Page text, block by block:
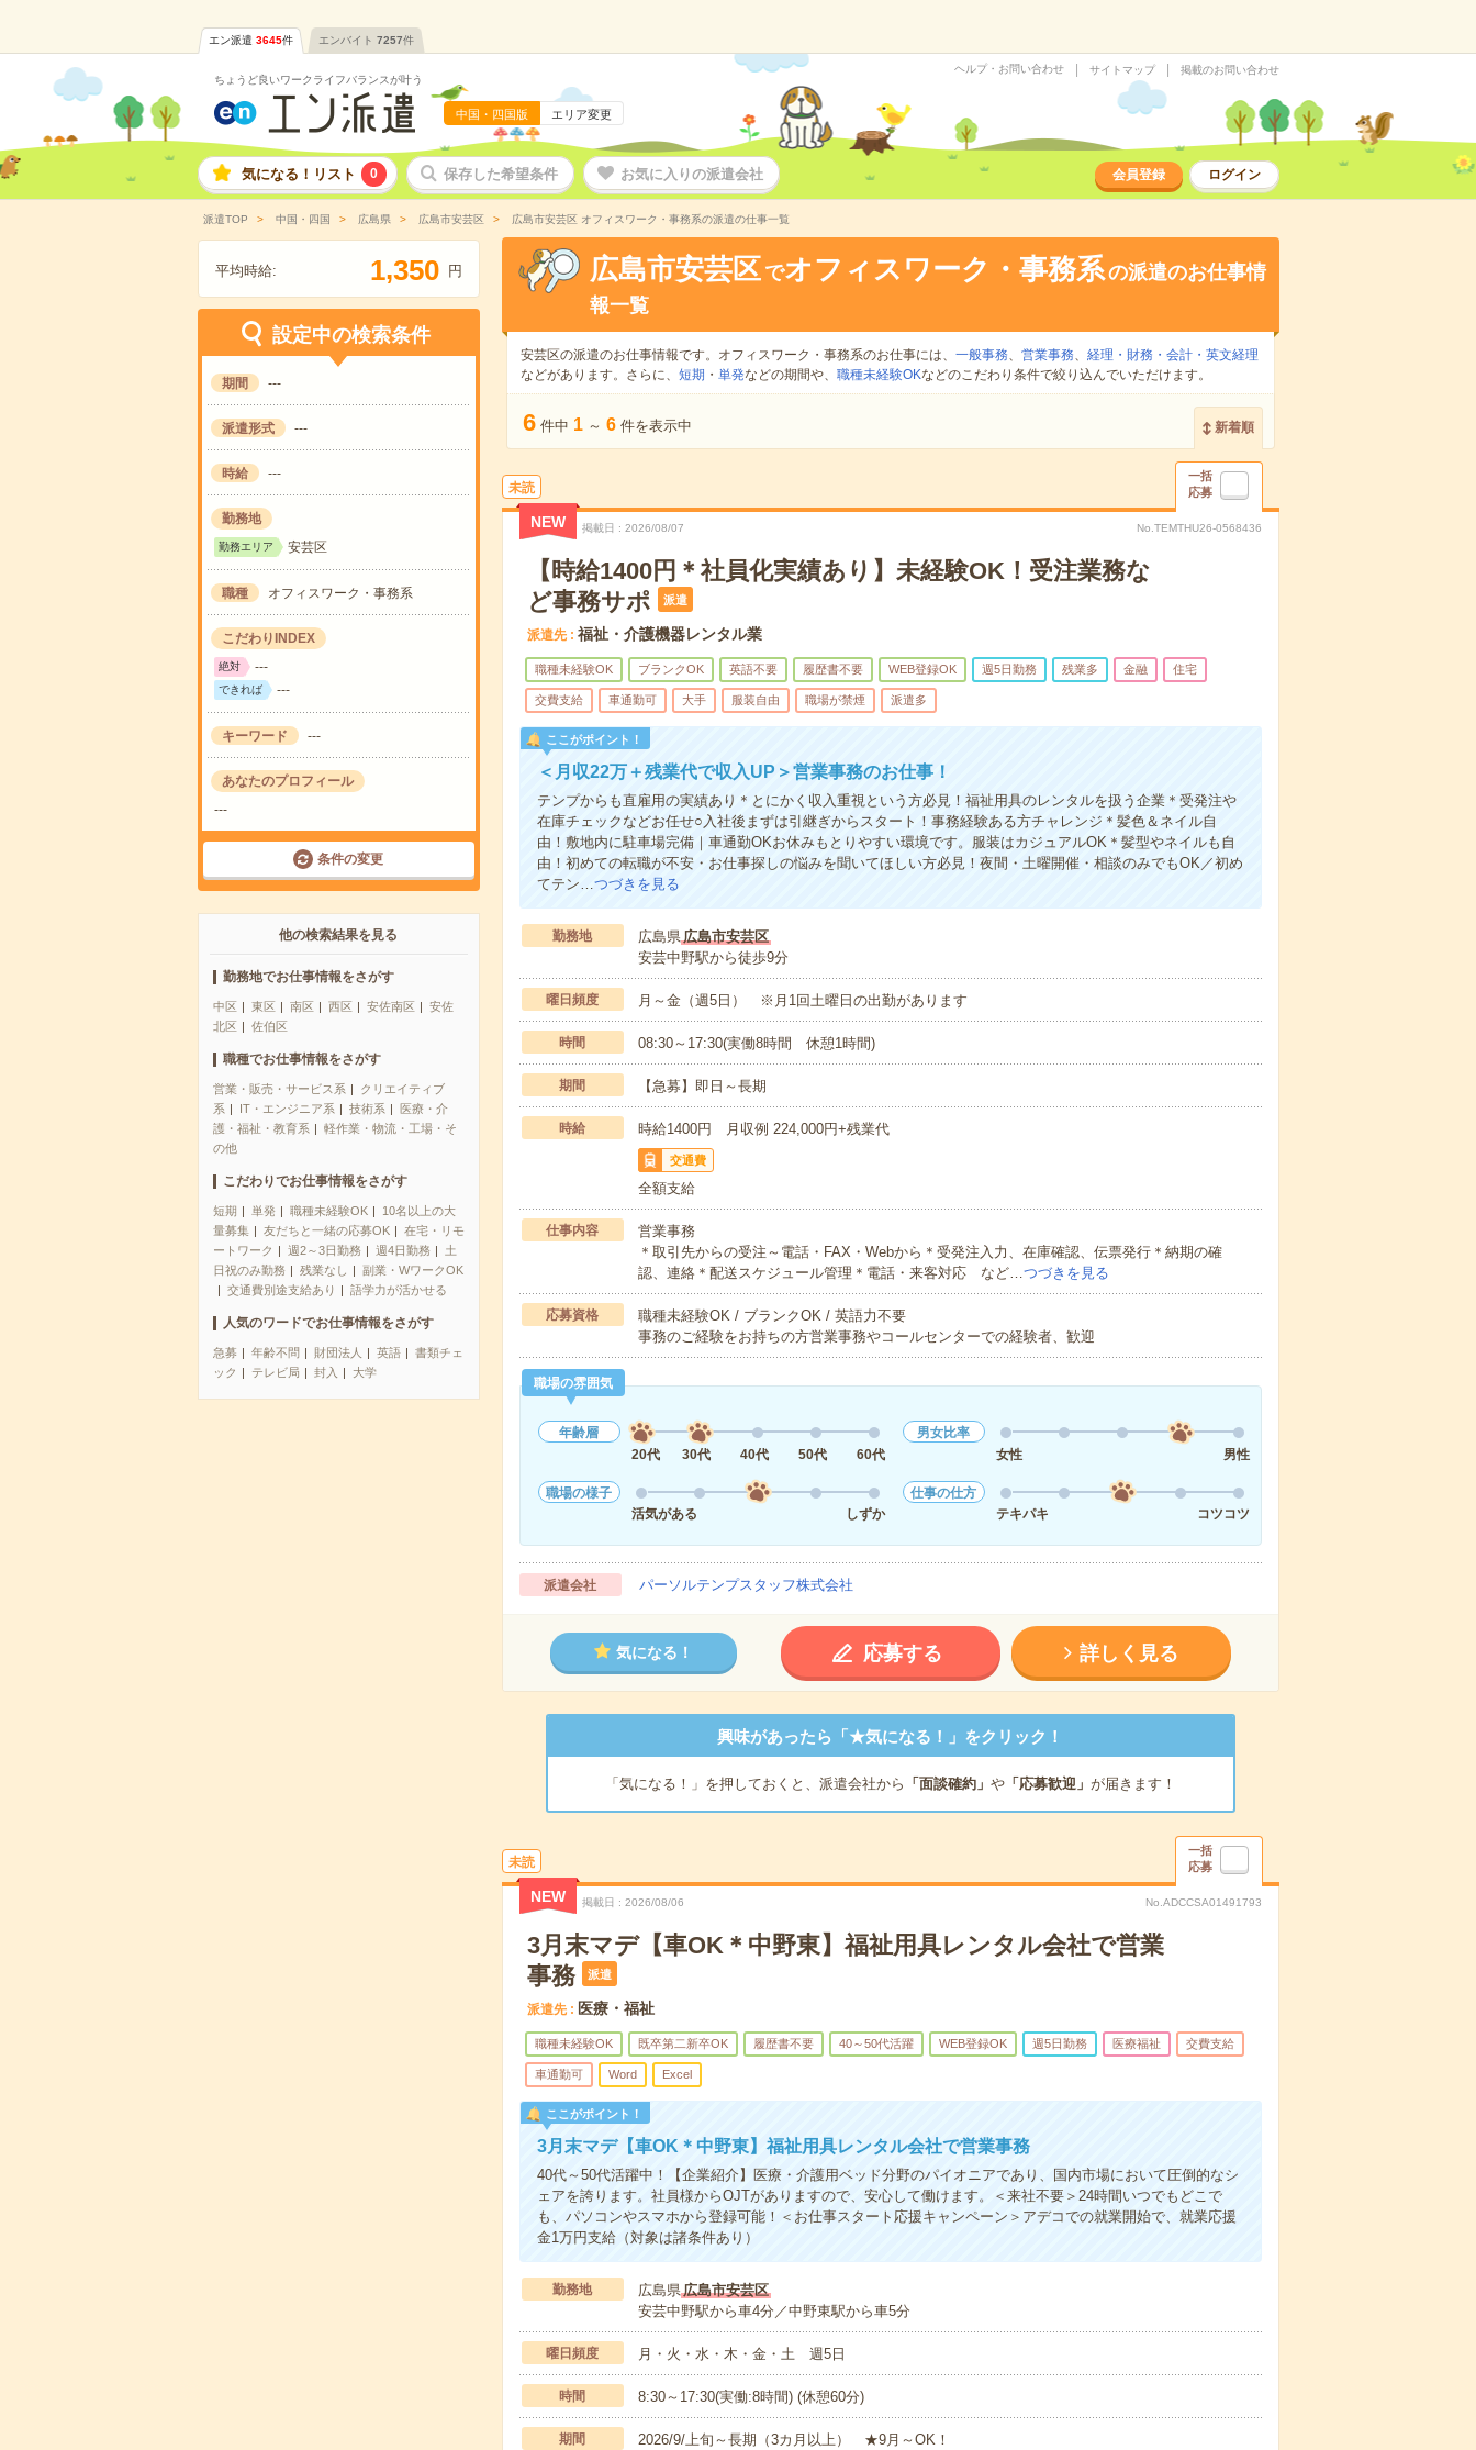
エン派遣 3645件 エンバイト 7257件
ちょうど良いワークライフバランスが叶う
中国・四国版 エリア変更
ヘルプ・お問い合わせ サイトマップ 掲載のお問い合わせ
気になる！リスト 0 保存した希望条件 お気に入りの派遣会社 会員登録 ログイン
派遣TOP 中国・四国 広島県 広島市安芸区 広島市安芸区 オフィスワーク・事務系の派遣の仕事一覧
平均時給: 1,350 円
設定中の検索条件
期間 ---
派遣形式 ---
時給 ---
勤務地
勤務エリア 安芸区
職種 オフィスワーク・事務系
こだわりINDEX
絶対 ---
できれば ---
キーワード ---
あなたのプロフィール
---
条件の変更
他の検索結果を見る
勤務地でお仕事情報をさがす
中区 東区 南区 西区 安佐南区
安佐
北区
佐伯区
職種でお仕事情報をさがす
営業・販売・サービス系
クリエイティブ
系
IT・エンジニア系 技術系
医療・介
護・福祉・教育系
軽作業・物流・工場・そ
の他
こだわりでお仕事情報をさがす
短期 単発 職種未経験OK
10名以上の大
量募集
友だちと一緒の応募OK
在宅・リモ
ートワーク
週2～3日勤務 週4日勤務
土
日祝のみ勤務
残業なし
副業・WワークOK
交通費別途支給あり
語学力が活かせる
人気のワードでお仕事情報をさがす
急募 年齢不問 財団法人 英語
書類チェ
ック
テレビ局 封入 大学
広島市安芸区 でオフィスワーク・事務系の派遣のお仕事情
報一覧
安芸区の派遣のお仕事情報です。オフィスワーク・事務系のお仕事には、 一般事務、 営業事務、 経理・財務・会計・英文経理
などがあります。さらに、 短期 ・ 単発などの期間や、 職種未経験OKなどのこだわり条件で絞り込んでいただけます。
6 件中 1 ～ 6 件を表示中 新着順
未読
一括
応募
NEW 掲載日 2026/08/07 No.TEMTHU26-0568436
【時給1400円＊社員化実績あり】未経験OK！受注業務な
ど事務サポ
派遣
派遣先 福祉・介護機器レンタル業
職種未経験OK ブランクOK 英語不要 履歴書不要 WEB登録OK 週5日勤務 残業多 金融 住宅
交費支給 車通勤可 大手 服装自由 職場が禁煙 派遣多
ここがポイント！
＜月収22万＋残業代で収入UP＞営業事務のお仕事！
テンプからも直雇用の実績あり＊とにかく収入重視という方必見！福祉用具のレンタルを扱う企業＊受発注や
在庫チェックなどお任せ○入社後まずは引継ぎからスタート！事務経験ある方チャレンジ＊髪色＆ネイル自
由！敷地内に駐車場完備｜車通勤OKお休みもとりやすい環境です。服装はカジュアルOK＊髪型やネイルも自
由！初めての転職が不安・お仕事探しの悩みを聞いてほしい方必見！夜間・土曜開催・相談のみでもOK／初め
てテン…つづきを見る
勤務地 広島県広島市安芸区
安芸中野駅から徒歩9分
曜日頻度 月～金（週5日） ※月1回土曜日の出勤があります
時間 08:30～17:30(実働8時間 休憩1時間)
期間 【急募】即日～長期
時給 時給1400円 月収例 224,000円+残業代
交通費
全額支給
仕事内容
営業事務
＊取引先からの受注～電話・FAX・Webから＊受発注入力、在庫確認、伝票発行＊納期の確
認、連絡＊配送スケジュール管理＊電話・来客対応 など…つづきを見る
応募資格
職種未経験OK / ブランクOK / 英語力不要
事務のご経験をお持ちの方営業事務やコールセンターでの経験者、歓迎
職場の雰囲気
年齢層
20代
30代 40代 50代 60代
男女比率
女性
男性
職場の様子
活気がある
しずか
仕事の仕方
テキパキ
コツコツ
派遣会社 パーソルテンプスタッフ株式会社
気になる！ 応募する 詳しく見る
興味があったら「★気になる！」をクリック！
「気になる！」を押しておくと、派遣会社から 「面談確約」 や「応募歓迎」 が届きます！
未読
一括
応募
NEW 掲載日 2026/08/06 No.ADCCSA01491793
3月末マデ【車OK＊中野東】福祉用具レンタル会社で営業
事務
派遣
派遣先 医療・福祉
職種未経験OK 既卒第二新卒OK 履歴書不要 40～50代活躍 WEB登録OK 週5日勤務 医療福祉 交費支給
車通勤可 Word Excel
ここがポイント！
3月末マデ【車OK＊中野東】福祉用具レンタル会社で営業事務
40代～50代活躍中！【企業紹介】医療・介護用ベッド分野のパイオニアであり、国内市場において圧倒的なシ
ェアを誇ります。社員様からOJTがありますので、安心して働けます。＜来社不要＞24時間いつでもどこで
も、パソコンやスマホから登録可能！＜お仕事スタート応援キャンペーン＞アデコでの就業開始で、就業応援
金1万円支給（対象は諸条件あり）
勤務地 広島県広島市安芸区
安芸中野駅から車4分／中野東駅から車5分
曜日頻度 月・火・水・木・金・土 週5日
時間 8:30～17:30(実働:8時間) (休憩60分)
期間 2026/9/上旬～長期（3カ月以上） ★9月～OK！